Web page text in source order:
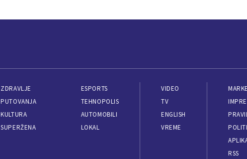
ZDRAVLJE
PUTOVANJA
KULTURA
SUPERŽENA
ESPORTS
TEHNOPOLIS
AUTOMOBILI
LOKAL
VIDEO
TV
ENGLISH
VREME
RSS